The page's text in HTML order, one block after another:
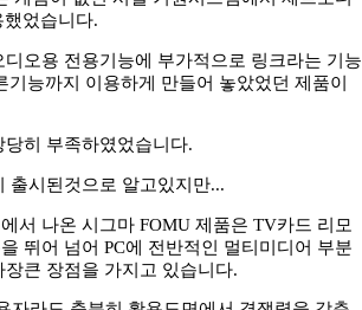
했었습니다.
오용 전용기능에 부가적으로 링크라는 기능
기능까지 이용하게 만들어 놓았었던 제품이
히 부족하였었습니다.
출시된것으로 알고있지만...
서 나온 시그마 FOMU 제품은 TV카드 리모
뛰어 넘어 PC에 전반적인 멀티미디어 부분
큰 장점을 가지고 있습니다.